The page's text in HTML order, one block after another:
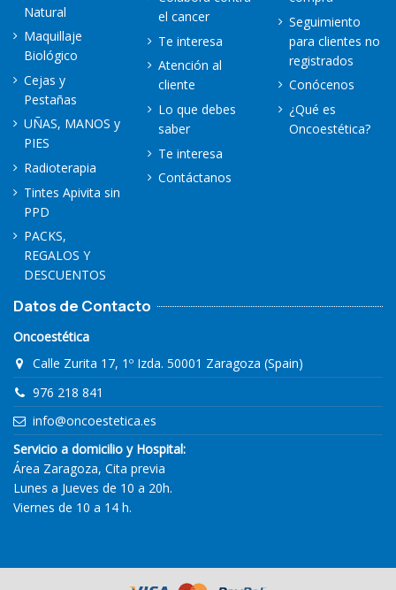
Natural
Maquillaje
Biológico
Cejas y
Pestañas
UÑAS, MANOS y
PIES
Radioterapia
Tintes Apivita sin
PPD
PACKS,
REGALOS Y
DESCUENTOS
el cancer
Te interesa
Atención al
cliente
Lo que debes
saber
Te interesa
Contáctanos
Seguimiento
para clientes no
registrados
Conócenos
¿Qué es
Oncoestética?
Datos de Contacto
Oncoestética
Calle Zurita 17, 1º Izda. 50001 Zaragoza (Spain)
976 218 841
info@oncoestetica.es
Servicio a domicilio y Hospital:
Área Zaragoza, Cita previa
Lunes a Jueves de 10 a 20h.
Viernes de 10 a 14 h.